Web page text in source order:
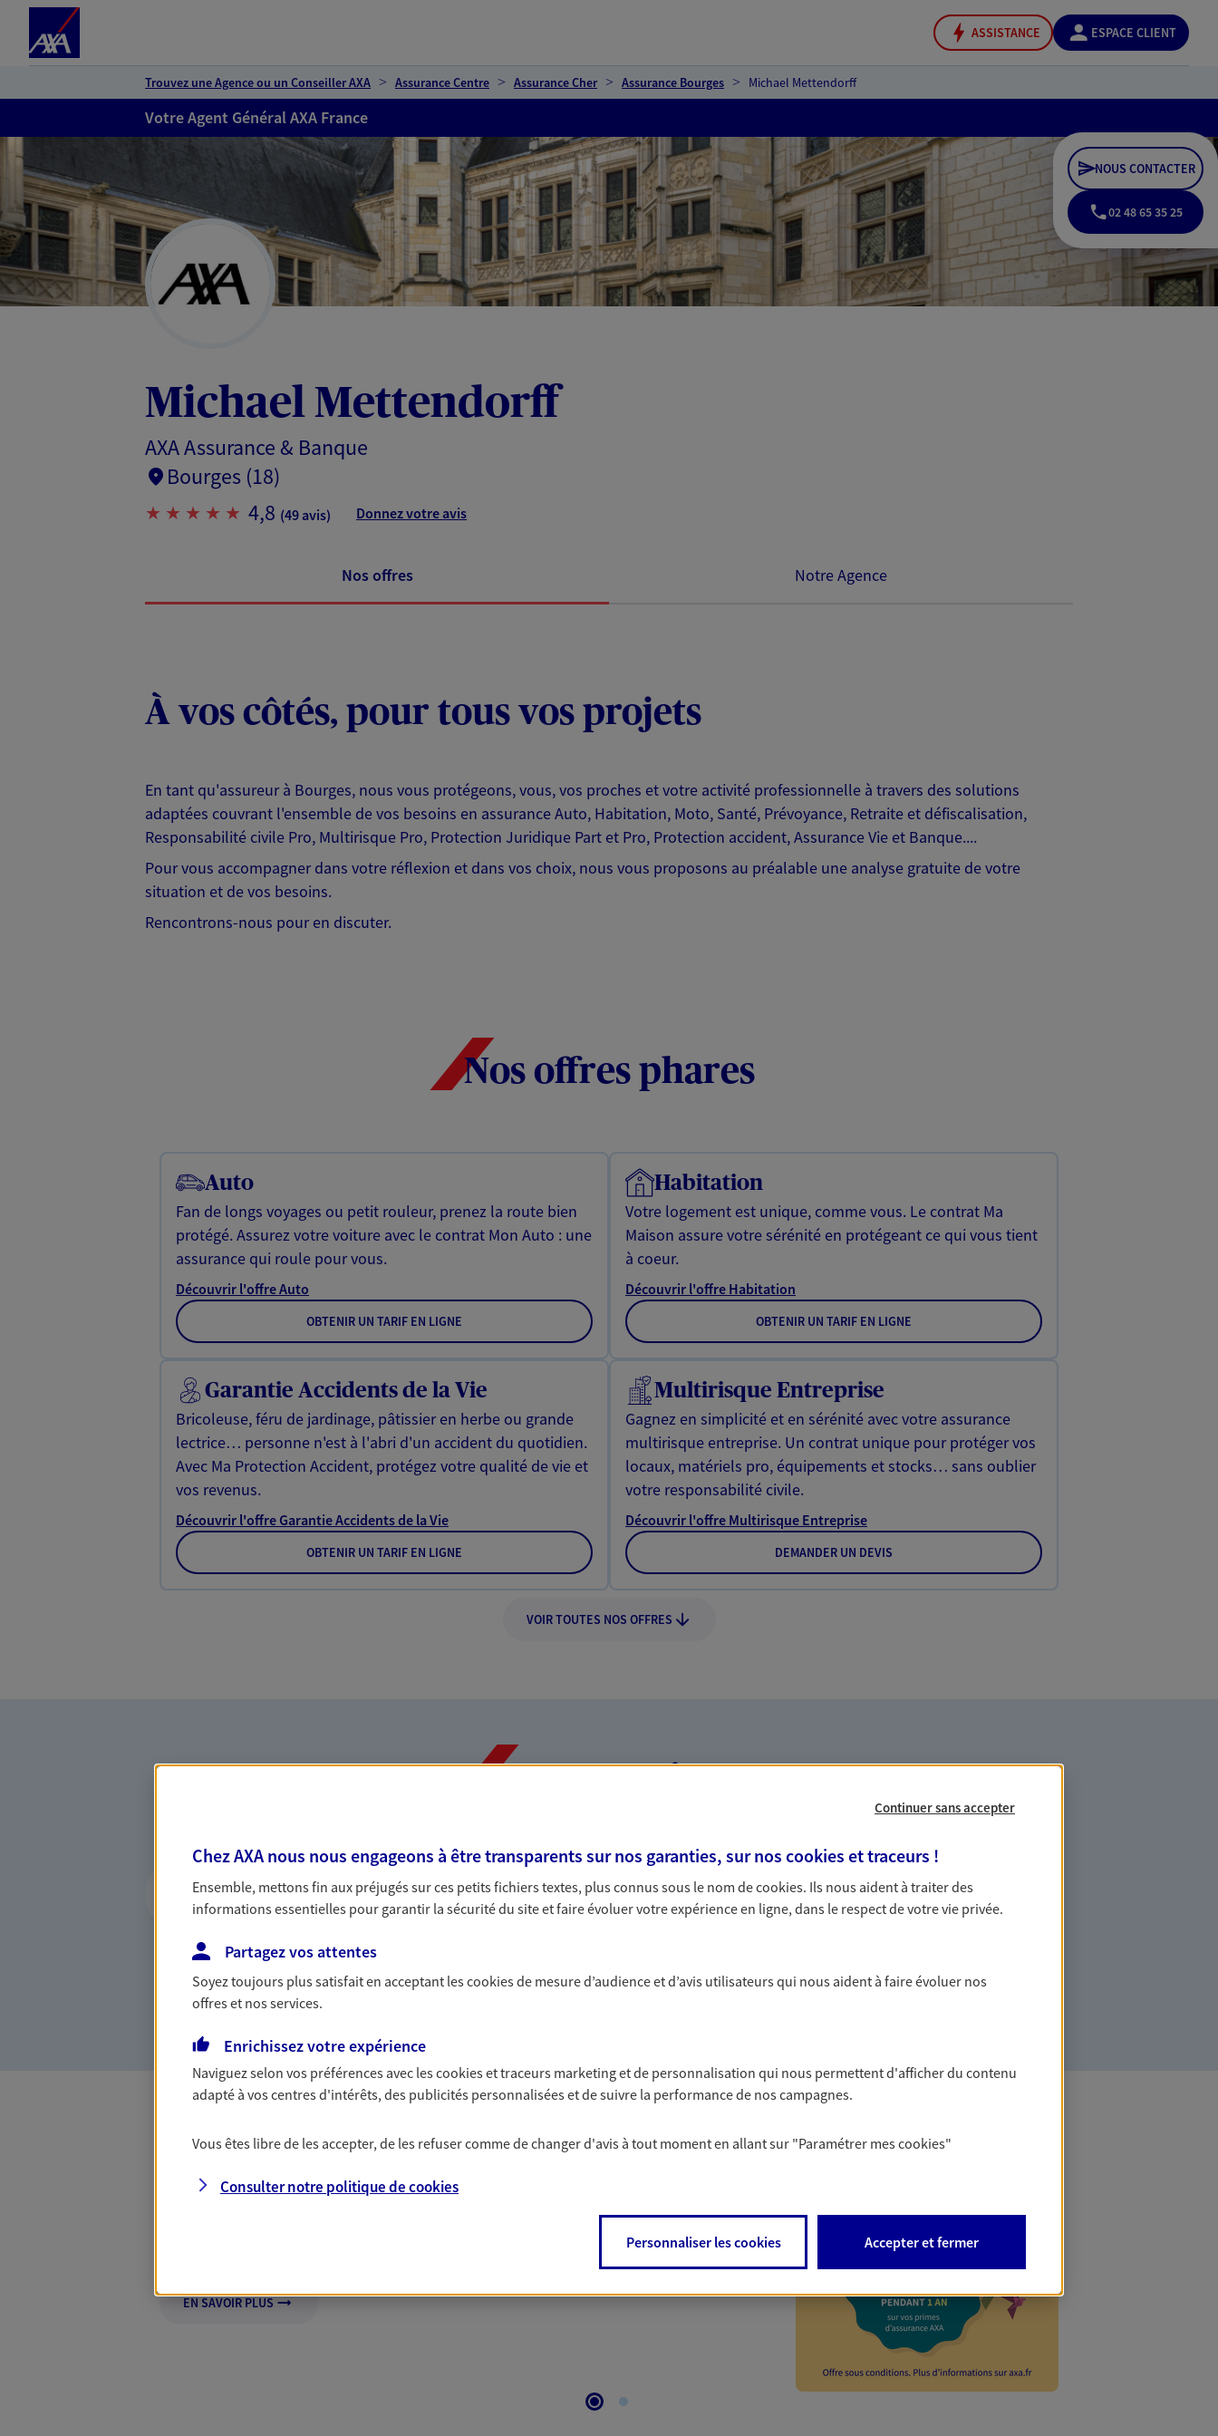
ASSISTANCE ESPACE CLIENT
Trouvez une Agence ou un Conseiller AXA Assurance Centre Assurance Cher Assurance Bourges Michael Mettendorff
Votre Agent Général AXA France
Michael Mettendorff
AXA Assurance & Banque
Bourges (18)
4,8 (49 avis) Donnez votre avis
NOUS CONTACTER
02 48 65 35 25
Nos offres Notre Agence
À vos côtés, pour tous vos projets
En tant qu'assureur à Bourges, nous vous protégeons, vous, vos proches et votre activité professionnelle à travers des solutions
adaptées couvrant l'ensemble de vos besoins en assurance Auto, Habitation, Moto, Santé, Prévoyance, Retraite et défiscalisation,
Responsabilité civile Pro, Multirisque Pro, Protection Juridique Part et Pro, Protection accident, Assurance Vie et Banque....
Pour vous accompagner dans votre réflexion et dans vos choix, nous vous proposons au préalable une analyse gratuite de votre
situation et de vos besoins.
Rencontrons-nous pour en discuter.
Nos offres phares
Auto
Fan de longs voyages ou petit rouleur, prenez la route bien
protégé. Assurez votre voiture avec le contrat Mon Auto : une
assurance qui roule pour vous.
Découvrir l'offre Auto
OBTENIR UN TARIF EN LIGNE
Habitation
Votre logement est unique, comme vous. Le contrat Ma
Maison assure votre sérénité en protégeant ce qui vous tient
à coeur.
Découvrir l'offre Habitation
OBTENIR UN TARIF EN LIGNE
Garantie Accidents de la Vie
Bricoleuse, féru de jardinage, pâtissier en herbe ou grande
lectrice… personne n'est à l'abri d'un accident du quotidien.
Avec Ma Protection Accident, protégez votre qualité de vie et
vos revenus.
Découvrir l'offre Garantie Accidents de la Vie
OBTENIR UN TARIF EN LIGNE
Multirisque Entreprise
Gagnez en simplicité et en sérénité avec votre assurance
multirisque entreprise. Un contrat unique pour protéger vos
locaux, matériels pro, équipements et stocks… sans oublier
votre responsabilité civile.
Découvrir l'offre Multirisque Entreprise
DEMANDER UN DEVIS
VOIR TOUTES NOS OFFRES
Nos expertises
Vous accompagner dans la durée et la
confiance
votre vie, c'est ainsi que nous concevons notre métier : dans
la confiance et la proximité. C'est en apprenant à vous
connaître que nous proposons de meilleures solutions.
Accompagner les professionnels et les
entreprises
votre activité, vos collaborateurs... mais aussi vous-même et
Cash-back ogoon
EN SAVOIR PLUS
Continuer sans accepter
Chez AXA nous nous engageons à être transparents sur nos garanties, sur nos cookies et traceurs !
Ensemble, mettons fin aux préjugés sur ces petits fichiers textes, plus connus sous le nom decookies. Ils nous aident à traiter des
informations essentielles pour garantir la sécurité du site et faire évoluer votre expérience en ligne, dans le respect de votre vie privée.
Partagez vos attentes
Soyez toujours plus satisfait en acceptant lescookiesde mesure d’audience et d’avis utilisateurs qui nous aident à faire évoluer nos
offres et nos services.
Enrichissez votre expérience
Naviguez selon vos préférences avec lescookies et traceurs marketing et de personnalisation qui nous permettent d'afficher du contenu
adapté à vos centres d'intérêts, des publicités personnalisées et de suivre la performance de nos campagnes.
Vous êtes libre de les accepter, de les refuser comme de changer d'avis à tout moment en allant sur "Paramétrer mescookies"
Consulter notre politique decookies
Personnaliser les cookies Accepter et fermer